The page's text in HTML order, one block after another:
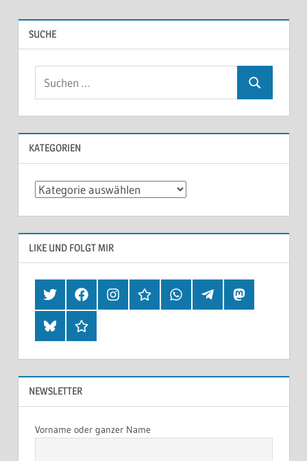
SUCHE
KATEGORIEN
Kategorien
LIKE UND FOLGT MIR
TwitterFacebookInstagramHearthisWhatsappTelegramMastodon
BlueskyThreads
NEWSLETTER
Vorname oder ganzer Name